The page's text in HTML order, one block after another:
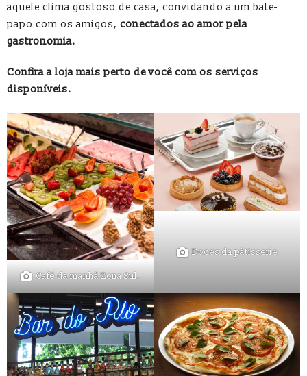
aquele clima gostoso de casa, convidando a um bate-
papo com os amigos, conectados ao amor pela
gastronomia.
Confira a loja mais perto de você com os serviços
disponíveis.
Café da manhã Zona Sul.
Doces da pâtisserie